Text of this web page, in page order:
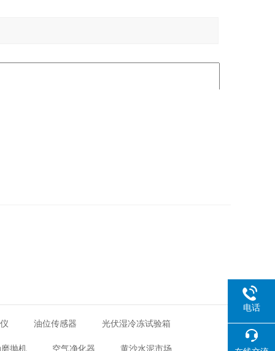
油位传感器 光伏湿冷冻试验箱
抛机 空气净化器 黄沙水泥市场
电话